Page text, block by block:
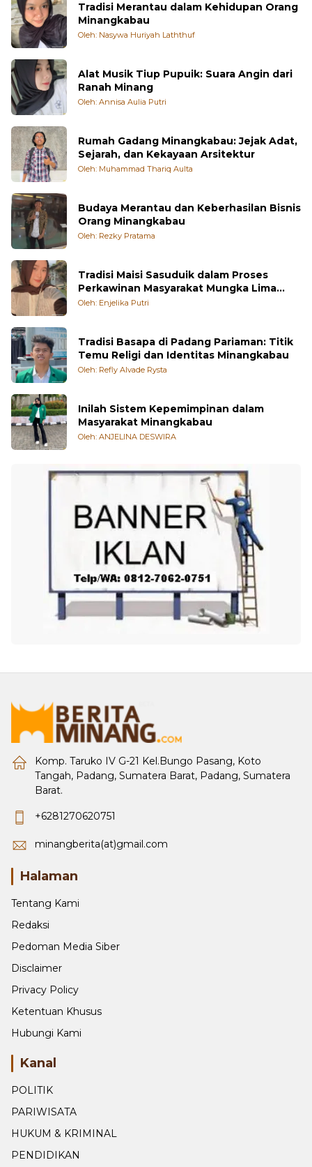
Tradisi Merantau dalam Kehidupan Orang
Minangkabau
Oleh: Nasywa Huriyah Laththuf
Alat Musik Tiup Pupuik: Suara Angin dari
Ranah Minang
Oleh: Annisa Aulia Putri
Rumah Gadang Minangkabau: Jejak Adat,
Sejarah, dan Kekayaan Arsitektur
Oleh: Muhammad Thariq Aulta
Budaya Merantau dan Keberhasilan Bisnis
Orang Minangkabau
Oleh: Rezky Pratama
Tradisi Maisi Sasuduik dalam Proses
Perkawinan Masyarakat Mungka Lima
Puluh Kota
Oleh: Enjelika Putri
Tradisi Basapa di Padang Pariaman: Titik
Temu Religi dan Identitas Minangkabau
Oleh: Refly Alvade Rysta
Inilah Sistem Kepemimpinan dalam
Masyarakat Minangkabau
Oleh: ANJELINA DESWIRA
Komp. Taruko IV G-21 Kel.Bungo Pasang, Koto
Tangah, Padang, Sumatera Barat, Padang, Sumatera
Barat.
+6281270620751
minangberita(at)gmail.com
Halaman
Tentang Kami
Redaksi
Pedoman Media Siber
Disclaimer
Privacy Policy
Ketentuan Khusus
Hubungi Kami
Kanal
POLITIK
PARIWISATA
HUKUM & KRIMINAL
PENDIDIKAN